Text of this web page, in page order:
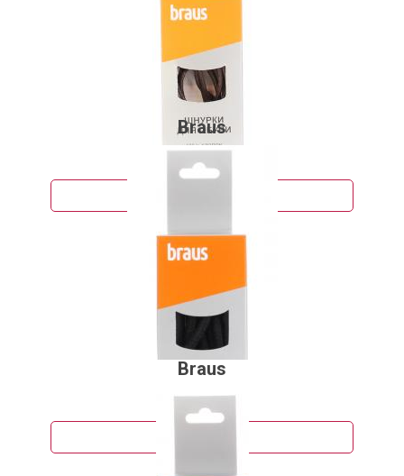
Braus
73 руб.
Braus
58 руб.